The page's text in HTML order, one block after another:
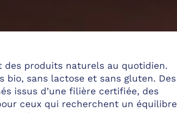
produits naturels au quotidien.
bio, sans lactose et sans gluten. Des
issus d’une filière certifiée, des
ceux qui recherchent un équilibre